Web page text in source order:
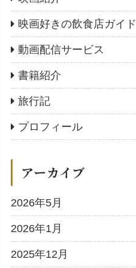
映画好きの飲食店ガイド
動画配信サービス
書籍紹介
旅行記
プロフィール
アーカイブ
2026年5月
2026年1月
2025年12月